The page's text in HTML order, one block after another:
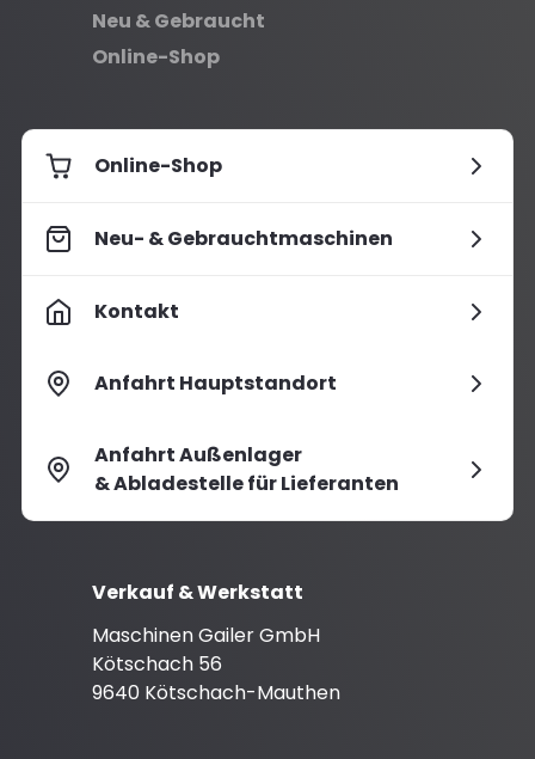
Neu & Gebraucht
Online-Shop
Online-Shop
Neu- & Gebrauchtmaschinen
Kontakt
Anfahrt Hauptstandort
Anfahrt Außenlager
& Abladestelle für Lieferanten
Verkauf & Werkstatt
Maschinen Gailer GmbH
Kötschach 56
9640 Kötschach-Mauthen